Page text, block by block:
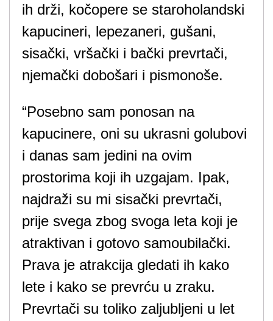
ih drži, kočopere se staroholandski
kapucineri, lepezaneri, gušani,
sisački, vršački i bački prevrtači,
njemački dobošari i pismonoše.
“Posebno sam ponosan na
kapucinere, oni su ukrasni golubovi
i danas sam jedini na ovim
prostorima koji ih uzgajam. Ipak,
najdraži su mi sisački prevrtači,
prije svega zbog svoga leta koji je
atraktivan i gotovo samoubilački.
Prava je atrakcija gledati ih kako
lete i kako se prevrću u zraku.
Prevrtači su toliko zaljubljeni u let